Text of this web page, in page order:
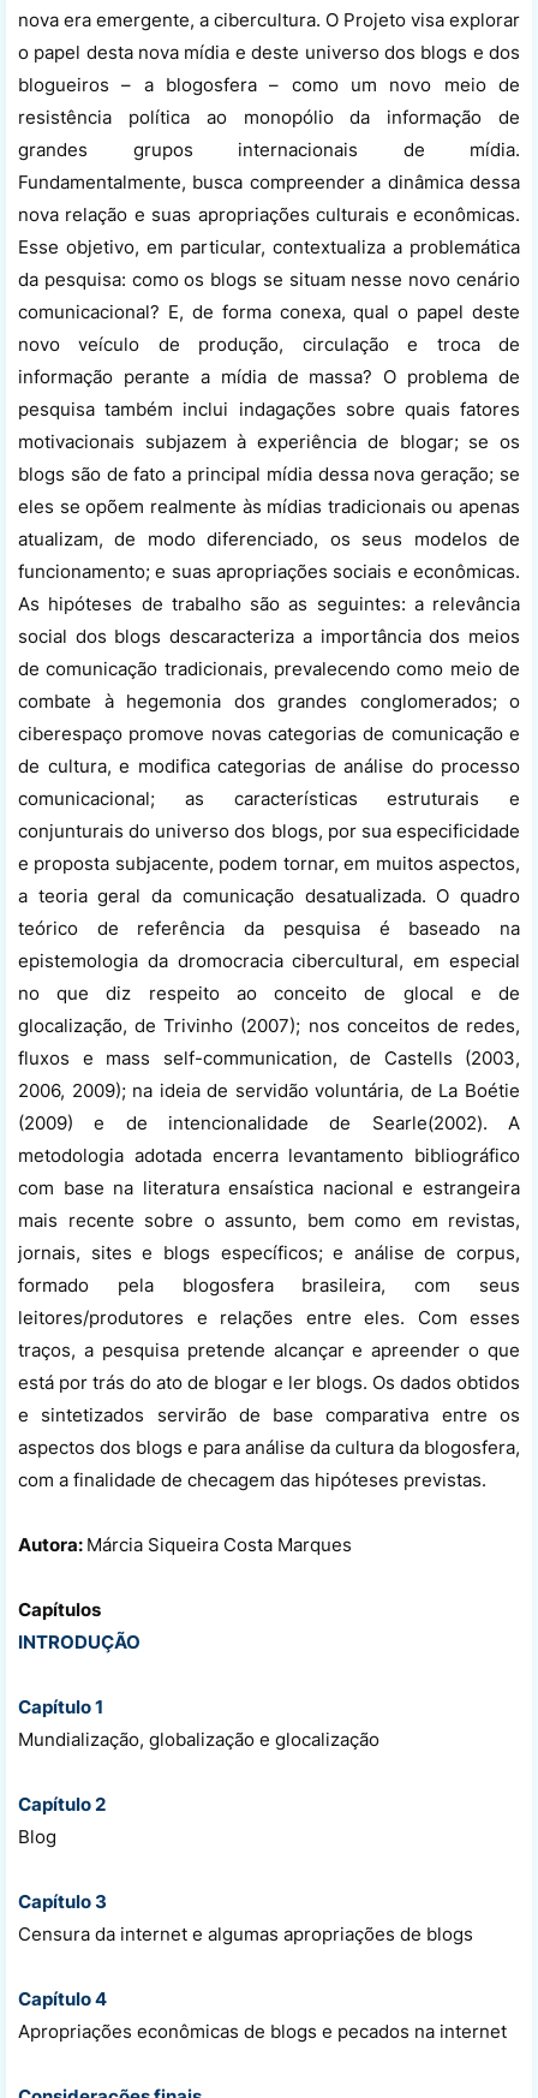
nova era emergente, a cibercultura. O Projeto visa explorar
o papel desta nova mídia e deste universo dos blogs e dos
blogueiros – a blogosfera – como um novo meio de
resistência política ao monopólio da informação de
grandes grupos internacionais de mídia.
Fundamentalmente, busca compreender a dinâmica dessa
nova relação e suas apropriações culturais e econômicas.
Esse objetivo, em particular, contextualiza a problemática
da pesquisa: como os blogs se situam nesse novo cenário
comunicacional? E, de forma conexa, qual o papel deste
novo veículo de produção, circulação e troca de
informação perante a mídia de massa? O problema de
pesquisa também inclui indagações sobre quais fatores
motivacionais subjazem à experiência de blogar; se os
blogs são de fato a principal mídia dessa nova geração; se
eles se opõem realmente às mídias tradicionais ou apenas
atualizam, de modo diferenciado, os seus modelos de
funcionamento; e suas apropriações sociais e econômicas.
As hipóteses de trabalho são as seguintes: a relevância
social dos blogs descaracteriza a importância dos meios
de comunicação tradicionais, prevalecendo como meio de
combate à hegemonia dos grandes conglomerados; o
ciberespaço promove novas categorias de comunicação e
de cultura, e modifica categorias de análise do processo
comunicacional; as características estruturais e
conjunturais do universo dos blogs, por sua especificidade
e proposta subjacente, podem tornar, em muitos aspectos,
a teoria geral da comunicação desatualizada. O quadro
teórico de referência da pesquisa é baseado na
epistemologia da dromocracia cibercultural, em especial
no que diz respeito ao conceito de glocal e de
glocalização, de Trivinho (2007); nos conceitos de redes,
fluxos e mass self-communication, de Castells (2003,
2006, 2009); na ideia de servidão voluntária, de La Boétie
(2009) e de intencionalidade de Searle(2002). A
metodologia adotada encerra levantamento bibliográfico
com base na literatura ensaística nacional e estrangeira
mais recente sobre o assunto, bem como em revistas,
jornais, sites e blogs específicos; e análise de corpus,
formado pela blogosfera brasileira, com seus
leitores/produtores e relações entre eles. Com esses
traços, a pesquisa pretende alcançar e apreender o que
está por trás do ato de blogar e ler blogs. Os dados obtidos
e sintetizados servirão de base comparativa entre os
aspectos dos blogs e para análise da cultura da blogosfera,
com a finalidade de checagem das hipóteses previstas.
Autora: Márcia Siqueira Costa Marques
Capítulos
INTRODUÇÃO
Capítulo 1
Mundialização, globalização e glocalização
Capítulo 2
Blog
Capítulo 3
Censura da internet e algumas apropriações de blogs
Capítulo 4
Apropriações econômicas de blogs e pecados na internet